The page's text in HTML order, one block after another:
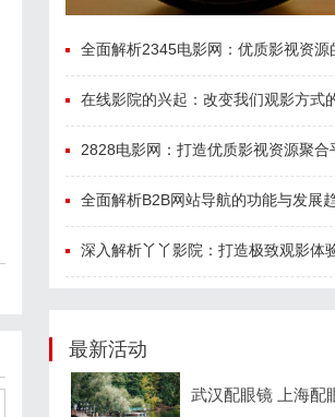
全面解析2345电影网：优质影视资源的聚集地与使
在线影院的兴起：改变我们观影方式的数字
2828电影网：打造优质影视资源聚合平台的全
全面解析B2B网站导航的功能与发展
深入解析丫丫影院：打造极致观影体验的全方位
最新活动
武汉配眼镜 上海配